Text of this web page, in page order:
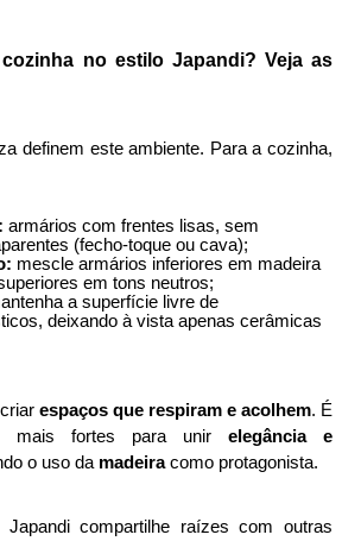
no estilo Japandi? Veja as
definem este ambiente. Para a cozinha,
armários com frentes lisas, sem
(fecho-toque ou cava);
mescle armários inferiores em madeira
em tons neutros;
a superfície livre de
deixando à vista apenas cerâmicas
espaços que respiram e acolhem. É
mais fortes para unir elegância e
o uso da madeira como protagonista.
compartilhe raízes com outras